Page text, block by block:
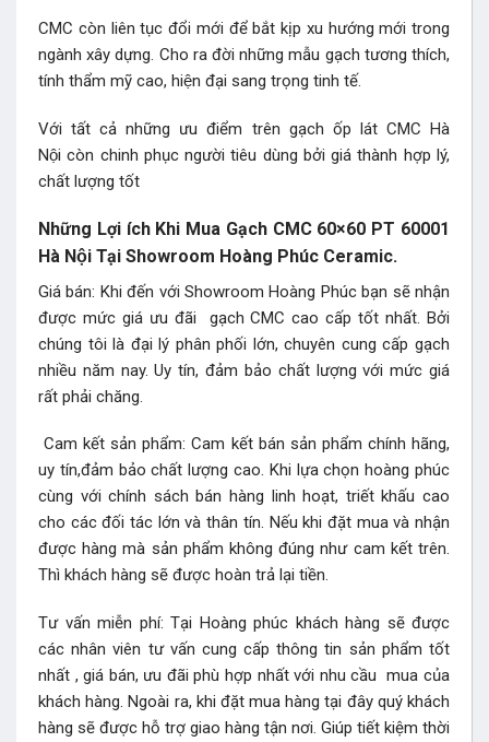
CMC còn liên tục đổi mới để bắt kịp xu hướng mới trong
ngành xây dựng. Cho ra đời những mẫu gạch tương thích,
tính thẩm mỹ cao, hiện đại sang trọng tinh tế.
Với tất cả những ưu điểm trên gạch ốp lát CMC Hà
Nội còn chinh phục người tiêu dùng bởi giá thành hợp lý,
chất lượng tốt
Những Lợi ích Khi Mua Gạch CMC 60×60 PT 60001
Hà Nội Tại Showroom Hoàng Phúc Ceramic.
Giá bán: Khi đến với Showroom Hoàng Phúc bạn sẽ nhận
được mức giá ưu đãi gạch CMC cao cấp tốt nhất. Bởi
chúng tôi là đại lý phân phối lớn, chuyên cung cấp gạch
nhiều năm nay. Uy tín, đảm bảo chất lượng với mức giá
rất phải chăng.
Cam kết sản phẩm: Cam kết bán sản phẩm chính hãng,
uy tín,đảm bảo chất lượng cao. Khi lựa chọn hoàng phúc
cùng với chính sách bán hàng linh hoạt, triết khấu cao
cho các đối tác lớn và thân tín. Nếu khi đặt mua và nhận
được hàng mà sản phẩm không đúng như cam kết trên.
Thì khách hàng sẽ được hoàn trả lại tiền.
Tư vấn miễn phí: Tại Hoàng phúc khách hàng sẽ được
các nhân viên tư vấn cung cấp thông tin sản phẩm tốt
nhất , giá bán, ưu đãi phù hợp nhất với nhu cầu mua của
khách hàng. Ngoài ra, khi đặt mua hàng tại đây quý khách
hàng sẽ được hỗ trợ giao hàng tận nơi. Giúp tiết kiệm thời